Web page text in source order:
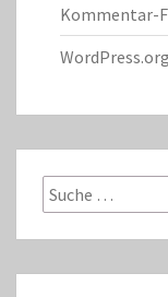
Kommentar-
WordPress.org
Suche
nach: